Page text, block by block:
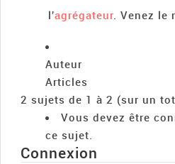
l’agrégateur. Venez le
Auteur
Articles
2 sujets de 1 à 2 (sur un
Vous devez être
ce sujet.
Connexion